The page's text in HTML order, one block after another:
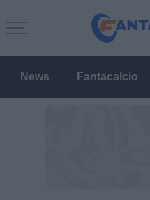
News Fantacalcio